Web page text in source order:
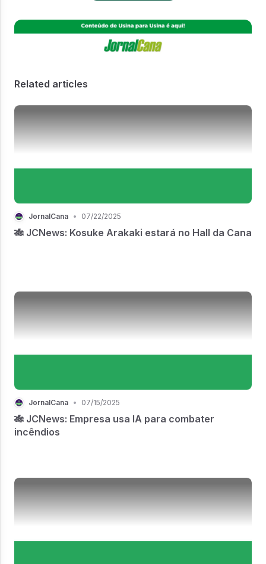
Related articles
JornalCana • 07/22/2025
🎋 JCNews: Kosuke Arakaki estará no Hall da Cana
JornalCana • 07/15/2025
🎋 JCNews: Empresa usa IA para combater
incêndios